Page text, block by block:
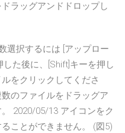
ラッグアンドドロップし
選択するには [アップロー
した後に、[Shift]キーを押し
をクリックしてくださ
のファイルをドラッグア
2020/05/13 アイコンをク
ことができません。 (図5)